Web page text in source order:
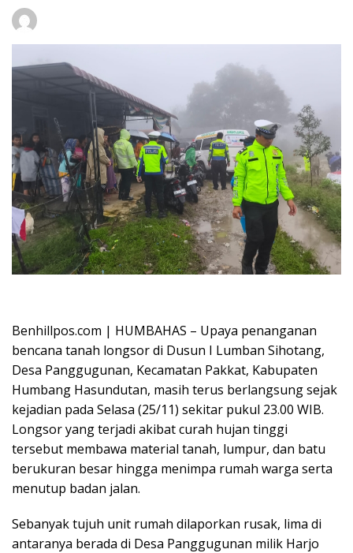
Benhillpos.com | HUMBAHAS – Upaya penanganan
bencana tanah longsor di Dusun I Lumban Sihotang,
Desa Panggugunan, Kecamatan Pakkat, Kabupaten
Humbang Hasundutan, masih terus berlangsung sejak
kejadian pada Selasa (25/11) sekitar pukul 23.00 WIB.
Longsor yang terjadi akibat curah hujan tinggi
tersebut membawa material tanah, lumpur, dan batu
berukuran besar hingga menimpa rumah warga serta
menutup badan jalan.
Sebanyak tujuh unit rumah dilaporkan rusak, lima di
antaranya berada di Desa Panggugunan milik Harjo